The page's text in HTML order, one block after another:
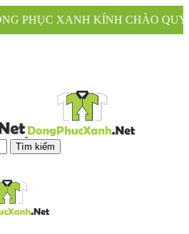
CHÀO QUÝ KHÁCH
Tìm kiếm